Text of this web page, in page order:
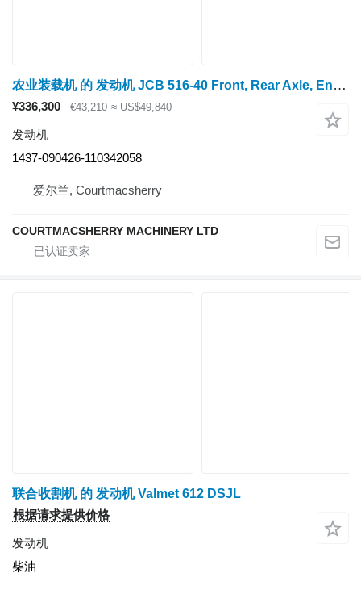
农业装载机 的 发动机 JCB 516-40 Front, Rear Axle, Engine, Transmission, Hydraulic, Lift, 1437-090426-110342058
¥336,300 €43,210 ≈ US$49,840
发动机
1437-090426-110342058
爱尔兰, Courtmacsherry
COURTMACSHERRY MACHINERY LTD
联合收割机 的 发动机 Valmet 612 DSJL
根据请求提供价格
发动机
柴油